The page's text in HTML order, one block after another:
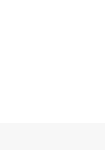
Warendorf